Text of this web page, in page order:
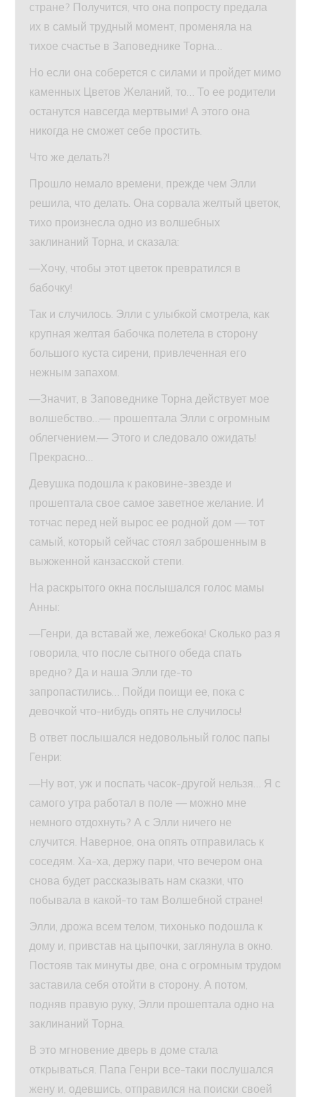
стране? Получится, что она попросту предала
их в самый трудный момент, променяла на
тихое счастье в Заповеднике Торна…
Но если она соберется с силами и пройдет мимо
каменных Цветов Желаний, то… То ее родители
останутся навсегда мертвыми! А этого она
никогда не сможет себе простить.
Что же делать?!
Прошло немало времени, прежде чем Элли
решила, что делать. Она сорвала желтый цветок,
тихо произнесла одно из волшебных
заклинаний Торна, и сказала:
—Хочу, чтобы этот цветок превратился в
бабочку!
Так и случилось. Элли с улыбкой смотрела, как
крупная желтая бабочка полетела в сторону
большого куста сирени, привлеченная его
нежным запахом.
—Значит, в Заповеднике Торна действует мое
волшебство…— прошептала Элли с огромным
облегчением.— Этого и следовало ожидать!
Прекрасно…
Девушка подошла к раковине-звезде и
прошептала свое самое заветное желание. И
тотчас перед ней вырос ее родной дом — тот
самый, который сейчас стоял заброшенным в
выжженной канзасской степи.
На раскрытого окна послышался голос мамы
Анны:
—Генри, да вставай же, лежебока! Сколько раз я
говорила, что после сытного обеда спать
вредно? Да и наша Элли где-то
запропастились… Пойди поищи ее, пока с
девочкой что-нибудь опять не случилось!
В ответ послышался недовольный голос папы
Генри:
—Ну вот, уж и поспать часок-другой нельзя… Я с
самого утра работал в поле — можно мне
немного отдохнуть? А с Элли ничего не
случится. Наверное, она опять отправилась к
соседям. Ха-ха, держу пари, что вечером она
снова будет рассказывать нам сказки, что
побывала в какой-то там Волшебной стране!
Элли, дрожа всем телом, тихонько подошла к
дому и, привстав на цыпочки, заглянула в окно.
Постояв так минуты две, она с огромным трудом
заставила себя отойти в сторону. А потом,
подняв правую руку, Элли прошептала одно на
заклинаний Торна.
В это мгновение дверь в доме стала
открываться. Папа Генри все-таки послушался
жену и, одевшись, отправился на поиски своей